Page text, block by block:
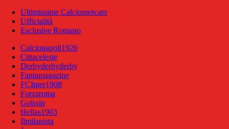
Ultimissime Calciomercato
Ufficialità
Esclusive Romano
Calcionapoli1926
Cittaceleste
Derbyderbyderby
Fantamagazine
FCInter1908
Forzaroma
Golssip
Hellas1903
Ilmilanista